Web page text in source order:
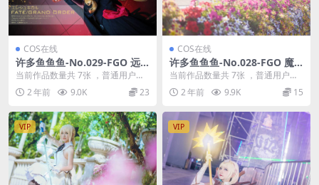
COS在线
许多鱼鱼鱼-No.029-FGO 远
坂凛 [7P]
当前作品数量共 7张 ，普通用户免
费查看前三张；会员全站免费看：
解锁会员权限许多...
2 年前 9.0K 23
COS在线
许多鱼鱼鱼-No.028-FGO 魔
法少女伊莉雅 [7P]
当前作品数量共 7张 ，普通用户免
费查看前三张；会员全站免费看：
解锁会员权限许多...
2 年前 9.9K 15
VIP VIP